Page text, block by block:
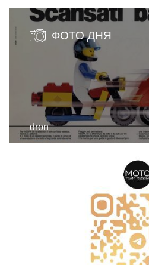
ФОТО ДНЯ
dron